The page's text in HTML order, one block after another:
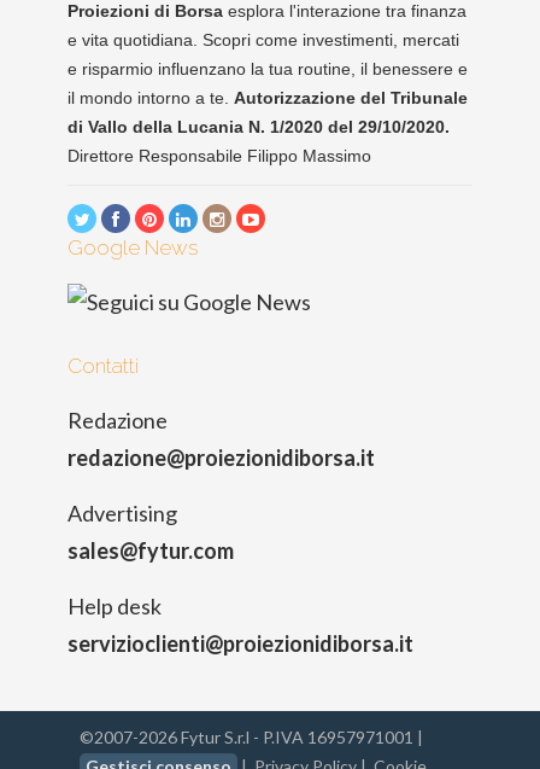
Proiezioni di Borsa esplora l'interazione tra finanza
e vita quotidiana. Scopri come investimenti, mercati
e risparmio influenzano la tua routine, il benessere e
il mondo intorno a te. Autorizzazione del Tribunale
di Vallo della Lucania N. 1/2020 del 29/10/2020.
Direttore Responsabile Filippo Massimo
Google News
Contatti
Redazione
redazione@proiezionidiborsa.it
Advertising
sales@fytur.com
Help desk
servizioclienti@proiezionidiborsa.it
©2007-2026 Fytur S.r.l - P.IVA 16957971001 |